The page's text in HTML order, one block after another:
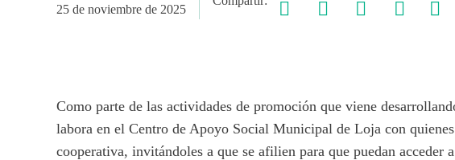
25 de noviembre de 2025
Como parte de las actividades de promoción que viene
labora en el Centro de Apoyo Social Municipal de Loja con
cooperativa, invitándoles a que se afilien para que puedan acceder